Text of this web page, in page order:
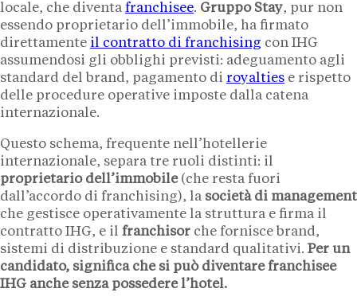
locale, che diventa franchisee. Gruppo Stay, pur non
essendo proprietario dell’immobile, ha firmato
direttamente il contratto di franchising con IHG
assumendosi gli obblighi previsti: adeguamento agli
standard del brand, pagamento di royalties e rispetto
delle procedure operative imposte dalla catena
internazionale.
Questo schema, frequente nell’hotellerie
internazionale, separa tre ruoli distinti: il
proprietario dell’immobile(che resta fuori
dall’accordo di franchising), la società di management
che gestisce operativamente la struttura e firma il
contratto IHG, e il franchisor che fornisce brand,
sistemi di distribuzione e standard qualitativi. Per un
candidato, significa che si può diventare franchisee
IHG anche senza possedere l’hotel.